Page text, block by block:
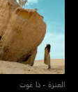
العنزة - ذا غوت
العنزة - ذا غوت